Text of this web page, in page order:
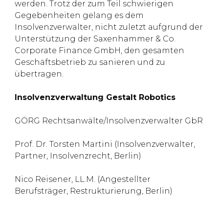
werden. Trotz der zum Teil schwierigen
Gegebenheiten gelang es dem
Insolvenzverwalter, nicht zuletzt aufgrund der
Unterstützung der Saxenhammer & Co.
Corporate Finance GmbH, den gesamten
Geschäftsbetrieb zu sanieren und zu
übertragen.
Insolvenzverwaltung Gestalt Robotics
GÖRG Rechtsanwälte/Insolvenzverwalter GbR
Prof. Dr. Torsten Martini (Insolvenzverwalter,
Partner, Insolvenzrecht, Berlin)
Nico Reisener, LL.M. (Angestellter
Berufsträger, Restrukturierung, Berlin)